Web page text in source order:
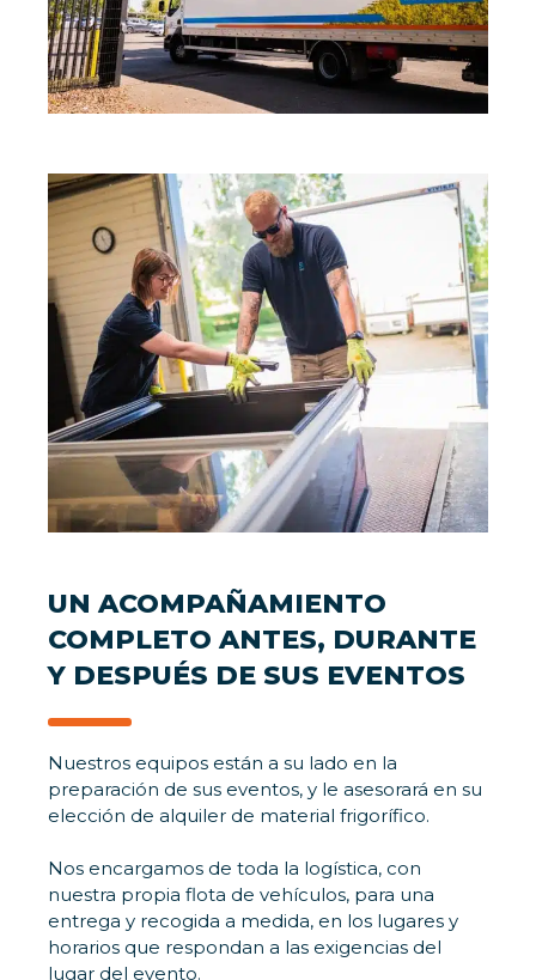
UN ACOMPAÑAMIENTO
COMPLETO ANTES, DURANTE
Y DESPUÉS DE SUS EVENTOS
Nuestros equipos están a su lado en la
preparación de sus eventos, y le asesorará en su
elección de alquiler de material frigorífico.
Nos encargamos de toda la logística, con
nuestra propia flota de vehículos, para una
entrega y recogida a medida, en los lugares y
horarios que respondan a las exigencias del
lugar del evento.